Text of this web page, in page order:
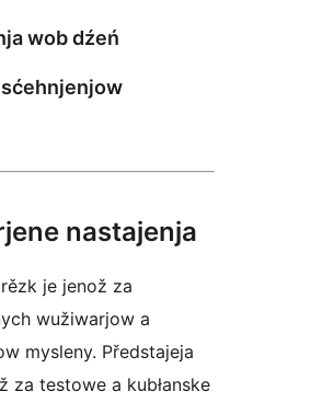
wob dźeń
nastajenja
je jenož za
wužiwarjow a
mysleny. Předstajeja
za testowe a kubłanske